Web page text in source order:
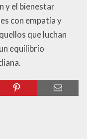
y el bienestar
con empatía y
que luchan
equilibrio